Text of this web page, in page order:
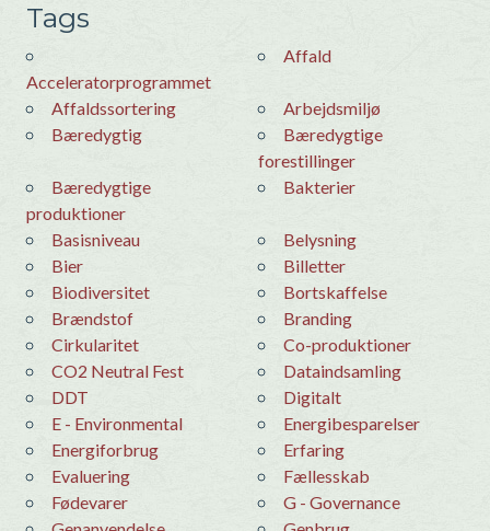
Tags
Acceleratorprogrammet
Affald
Affaldssortering
Arbejdsmiljø
Bæredygtig
Bæredygtige
forestillinger
Bæredygtige
produktioner
Bakterier
basisniveau
Belysning
Bier
Billetter
Biodiversitet
bortskaffelse
Brændstof
Branding
Cirkularitet
co-produktioner
CO2 Neutral Fest
dataindsamling
DDT
Digitalt
E - Environmental
Energibesparelser
Energiforbrug
erfaring
evaluering
Fællesskab
Fødevarer
G - Governance